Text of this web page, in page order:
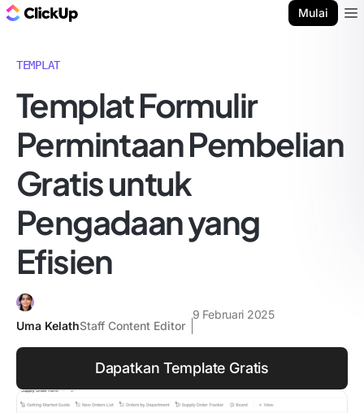
Mulai
TEMPLAT
Templat Formulir
Permintaan Pembelian
Gratis untuk
Pengadaan yang
Efisien
Uma KelathStaff Content Editor
9 Februari 2025
Dapatkan Template Gratis